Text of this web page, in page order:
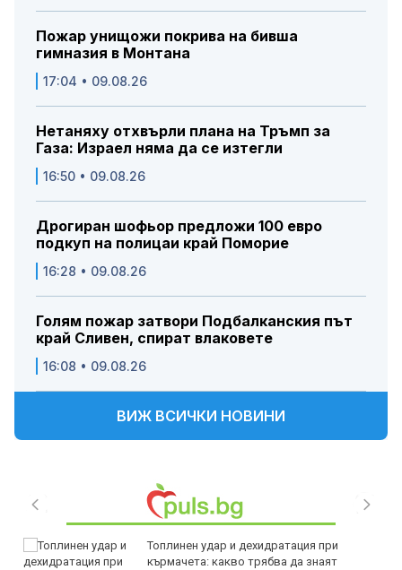
Пожар унищожи покрива на бивша
гимназия в Монтана
17:04 • 09.08.26
Нетаняху отхвърли плана на Тръмп за
Газа: Израел няма да се изтегли
16:50 • 09.08.26
Дрогиран шофьор предложи 100 евро
подкуп на полицаи край Поморие
16:28 • 09.08.26
Голям пожар затвори Подбалканския път
край Сливен, спират влаковете
16:08 • 09.08.26
ВИЖ ВСИЧКИ НОВИНИ
Топлинен удар и дехидратация при
кърмачета: какво трябва да знаят